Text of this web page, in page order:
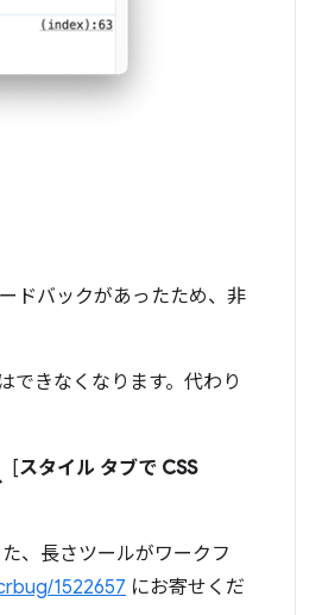
ドバックがあったため、非
できなくなります。代わり
[スタイル タブで CSS
、長さツールがワークフ
1522657 にお寄せくだ